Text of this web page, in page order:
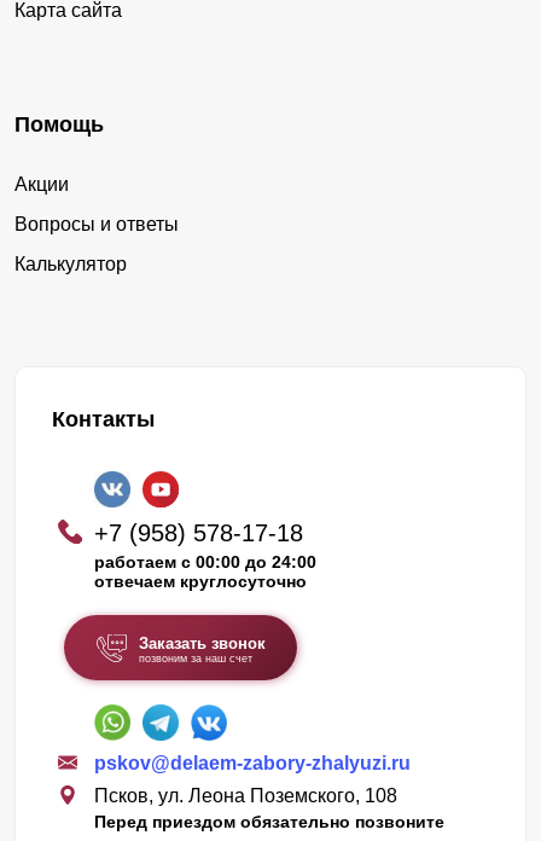
Карта сайта
Помощь
Акции
Вопросы и ответы
Калькулятор
Контакты
+7 (958) 578-17-18
работаем с 00:00 до 24:00
отвечаем круглосуточно
Заказать звонок
позвоним за наш счет
pskov@delaem-zabory-zhalyuzi.ru
Псков, ул. Леона Поземского, 108
Перед приездом обязательно позвоните